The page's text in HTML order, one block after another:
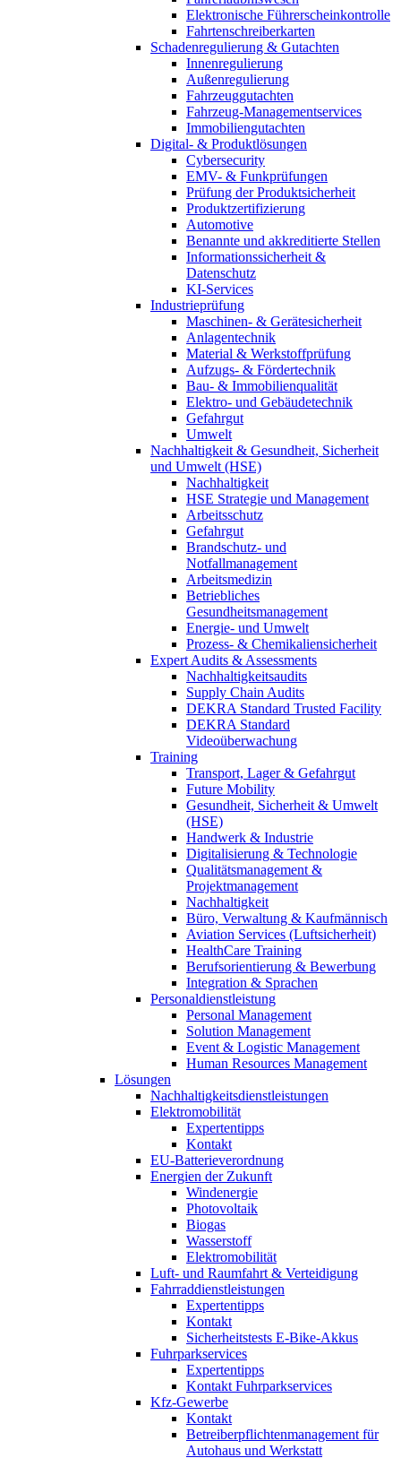
Elektronische Führerscheinkontrolle
Fahrtenschreiberkarten
Schadenregulierung & Gutachten
Innenregulierung
Außenregulierung
Fahrzeuggutachten
Fahrzeug-Managementservices
Immobiliengutachten
Digital- & Produktlösungen
Cybersecurity
EMV- & Funkprüfungen
Prüfung der Produktsicherheit
Produktzertifizierung
Automotive
Benannte und akkreditierte Stellen
Informationssicherheit &
Datenschutz
KI-Services
Industrieprüfung
Maschinen- & Gerätesicherheit
Anlagentechnik
Material & Werkstoffprüfung
Aufzugs- & Fördertechnik
Bau- & Immobilienqualität
Elektro- und Gebäudetechnik
Gefahrgut
Umwelt
Nachhaltigkeit & Gesundheit, Sicherheit
und Umwelt (HSE)
Nachhaltigkeit
HSE Strategie und Management
Arbeitsschutz
Gefahrgut
Brandschutz- und
Notfallmanagement
Arbeitsmedizin
Betriebliches
Gesundheitsmanagement
Energie- und Umwelt
Prozess- & Chemikaliensicherheit
Expert Audits & Assessments
Nachhaltigkeitsaudits
Supply Chain Audits
DEKRA Standard Trusted Facility
DEKRA Standard
Videoüberwachung
Training
Transport, Lager & Gefahrgut
Future Mobility
Gesundheit, Sicherheit & Umwelt
(HSE)
Handwerk & Industrie
Digitalisierung & Technologie
Qualitätsmanagement &
Projektmanagement
Nachhaltigkeit
Büro, Verwaltung & Kaufmännisch
Aviation Services (Luftsicherheit)
HealthCare Training
Berufsorientierung & Bewerbung
Integration & Sprachen
Personaldienstleistung
Personal Management
Solution Management
Event & Logistic Management
Human Resources Management
Lösungen
Nachhaltigkeitsdienstleistungen
Elektromobilität
Expertentipps
Kontakt
EU-Batterieverordnung
Energien der Zukunft
Windenergie
Photovoltaik
Biogas
Wasserstoff
Elektromobilität
Luft- und Raumfahrt & Verteidigung
Fahrraddienstleistungen
Expertentipps
Kontakt
Sicherheitstests E-Bike-Akkus
Fuhrparkservices
Expertentipps
Kontakt Fuhrparkservices
Kfz-Gewerbe
Kontakt
Betreiberpflichtenmanagement für
Autohaus und Werkstatt